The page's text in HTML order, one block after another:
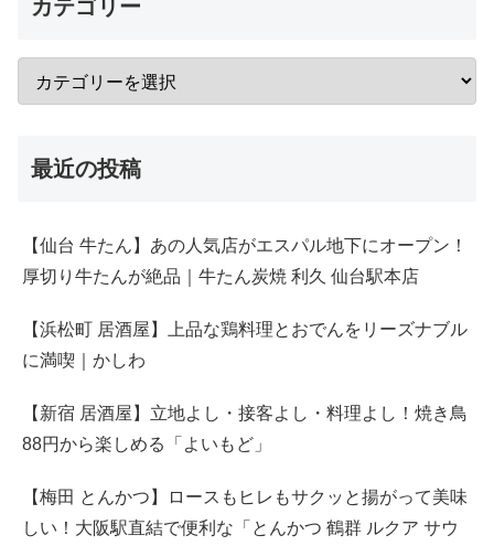
カテゴリー
最近の投稿
【仙台 牛たん】あの人気店がエスパル地下にオープン！
厚切り牛たんが絶品｜牛たん炭焼 利久 仙台駅本店
【浜松町 居酒屋】上品な鶏料理とおでんをリーズナブル
に満喫｜かしわ
【新宿 居酒屋】立地よし・接客よし・料理よし！焼き鳥
88円から楽しめる「よいもど」
【梅田 とんかつ】ロースもヒレもサクッと揚がって美味
しい！大阪駅直結で便利な「とんかつ 鶴群 ルクア サウ